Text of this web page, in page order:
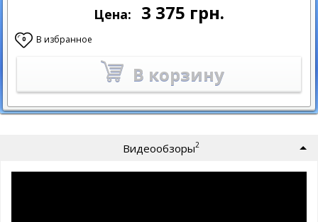
Цена: 3 375 грн.
0 В избранное
В корзину
Видеообзоры2